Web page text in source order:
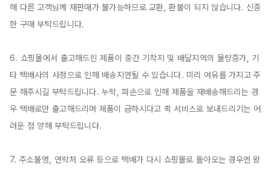
해 다른 고객님께 재판매가 불가능하므로 교환, 환불이 되지 않습니다. 신중
한 구매 부탁드립니다.
6. 쇼핑몰에서 출고해드린 제품이 중간 기착지 및 배달지역의 물량증가, 기
타 택배사의 사정으로 인해 배송지연될 수 있습니다. 미리 여유를 가지고 주
문 해주시길 부탁드립니다. 누락, 파손으로 인해 제품을 재배송해드리는 경
우 택배로만 출고해드리며 제품이 급하시다고 퀵 서비스로 보내드리기는 어
려운 점 양해 부탁드립니다.
7. 주소불명, 연락처 오류 등으로 택배가 다시 쇼핑몰로 돌아오는 경우엔 왕